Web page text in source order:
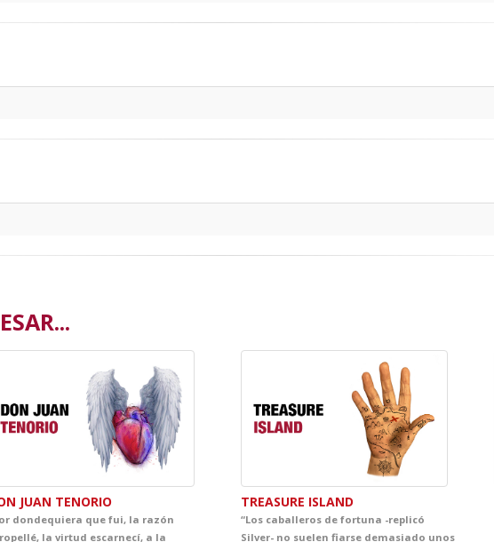
JUAN TENORIO
dondequiera que fui, la razón
la virtud escarnecí, a la
TREASURE ISLAND
“Los caballeros de fortuna -replicó
Silver- no suelen fiarse demasiado unos